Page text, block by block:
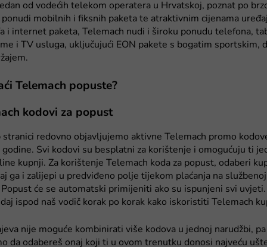
od vodećih telekom operatera u Hrvatskoj, poznat po
mobilnih i fiksnih paketa te atraktivnim cijenama
i internet paketa, Telemach nudi i široku ponudu telefona,
i TV usluga, uključujući EON pakete s bogatim sportskim,
Telemach popuste?
kodovi za popust
stranici redovno objavljujemo aktivne Telemach promo
Svi kodovi su besplatni za korištenje i omogućuju ti
kupnji. Za korištenje Telemach koda za popust, odaberi
ga i zalijepi u predviđeno polje tijekom plaćanja na
će se automatski primijeniti ako su ispunjeni svi
ispod naš vodič korak po korak kako iskoristiti Telemach
nije moguće kombinirati više kodova u jednoj narudžbi, pa
da odabereš onaj koji ti u ovom trenutku donosi najveću